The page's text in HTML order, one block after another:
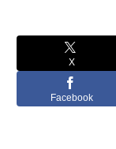
X
Facebook